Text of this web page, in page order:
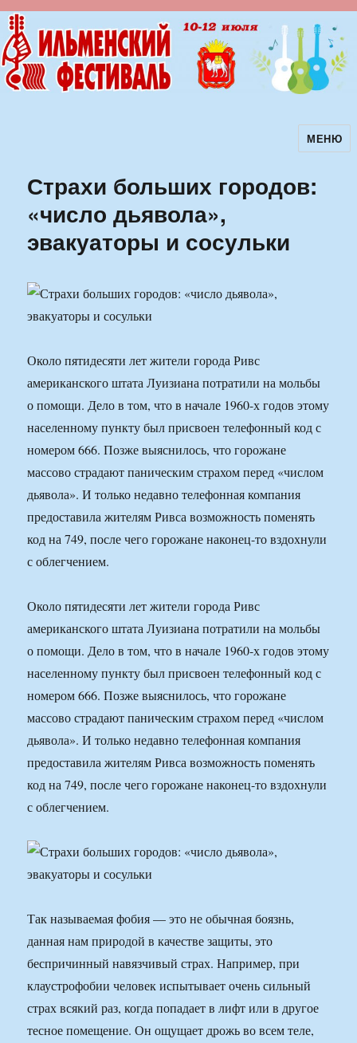
Ильменский фестиваль авторскойМЕНЮ
Страхи больших городов:
«число дьявола»,
эвакуаторы и сосульки
Около пятидесяти лет жители города Ривс
американского штата Луизиана потратили на мольбы
о помощи. Дело в том, что в начале 1960-х годов этому
населенному пункту был присвоен телефонный код с
номером 666. Позже выяснилось, что горожане
массово страдают паническим страхом перед «числом
дьявола». И только недавно телефонная компания
предоставила жителям Ривса возможность поменять
код на 749, после чего горожане наконец-то вздохнули
с облегчением.
Около пятидесяти лет жители города Ривс
американского штата Луизиана потратили на мольбы
о помощи. Дело в том, что в начале 1960-х годов этому
населенному пункту был присвоен телефонный код с
номером 666. Позже выяснилось, что горожане
массово страдают паническим страхом перед «числом
дьявола». И только недавно телефонная компания
предоставила жителям Ривса возможность поменять
код на 749, после чего горожане наконец-то вздохнули
с облегчением.
Так называемая фобия — это не обычная боязнь,
данная нам природой в качестве защиты, это
беспричинный навязчивый страх. Например, при
клаустрофобии человек испытывает очень сильный
страх всякий раз, когда попадает в лифт или в другое
тесное помещение. Он ощущает дрожь во всем теле,